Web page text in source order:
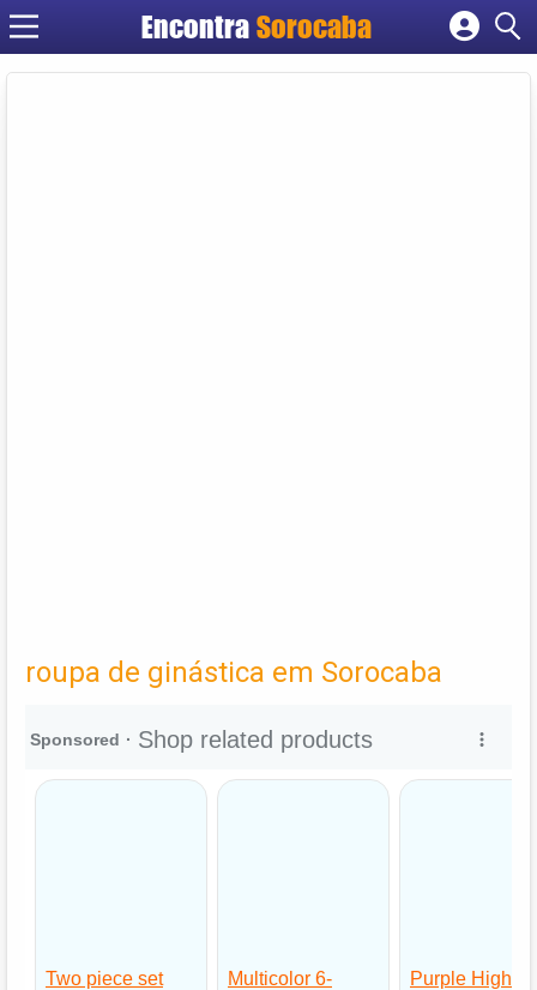
EncontraSorocaba
Cadastrar empresa
roupa de ginástica em Sorocaba